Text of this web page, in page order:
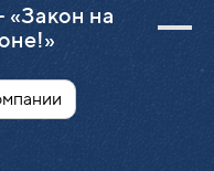
«Закон на